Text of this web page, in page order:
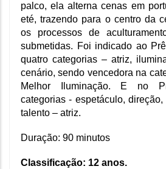
palco, ela alterna cenas em
eté, trazendo para o centro da
os processos de
submetidas. Foi indicado ao
quatro categorias – atriz,
cenário, sendo vencedora na
Melhor Iluminação. E no
categorias - espetáculo,
talento – atriz.
Duração: 90 minutos
Classificação: 12 anos.